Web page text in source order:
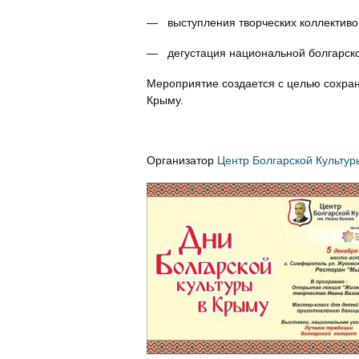
— выступления творческих
— дегустация национальной
Мероприятие создается с целью
Крыму.
Организатор Центр Болгарской